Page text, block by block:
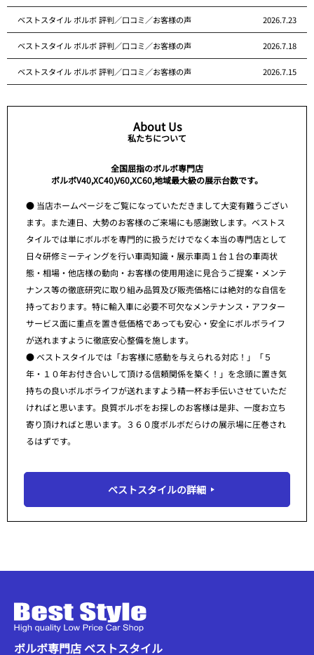
ベストスタイル ボルボ 評判／口コミ／お客様の声 2026.7.23
ベストスタイル ボルボ 評判／口コミ／お客様の声 2026.7.18
ベストスタイル ボルボ 評判／口コミ／お客様の声 2026.7.15
About Us
私たちについて
全国屈指のボルボ専門店
ボルボV40,XC40,V60,XC60,地域最大級の展示台数です。
● 当店ホームページをご覧になっていただきまして大変有難うござい
ます。また連日、大勢のお客様のご来場にも感謝致します。ベストス
タイルでは単にボルボを専門的に扱うだけでなく本当の専門店として
日々研修ミーティングを行い車両知識・展示車両１台１台の車両状
態・相場・他店様の動向・お客様の使用用途に見合うご提案・メンテ
ナンス等の徹底研究に取り組み品質及び販売価格には絶対的な自信を
持っております。特に輸入車に必要不可欠なメンテナンス・アフター
サービス面に重点を置き低価格であっても安心・安全にボルボライフ
が送れますように徹底安心整備を施します。
● ベストスタイルでは「お客様に感動を与えられる対応！」「５
年・１０年お付き合いして頂ける信頼関係を築く！」を念頭に置き気
持ちの良いボルボライフが送れますよう精一杯お手伝いさせていただ
ければと思います。良質ボルボをお探しのお客様は是非、一度お立ち
寄り頂ければと思います。３６０度ボルボだらけの展示場に圧巻され
るはずです。
ベストスタイルの詳細
ボルボ専門店 ベストスタイル